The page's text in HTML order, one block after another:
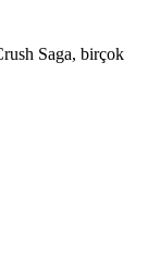
Saga, birçok